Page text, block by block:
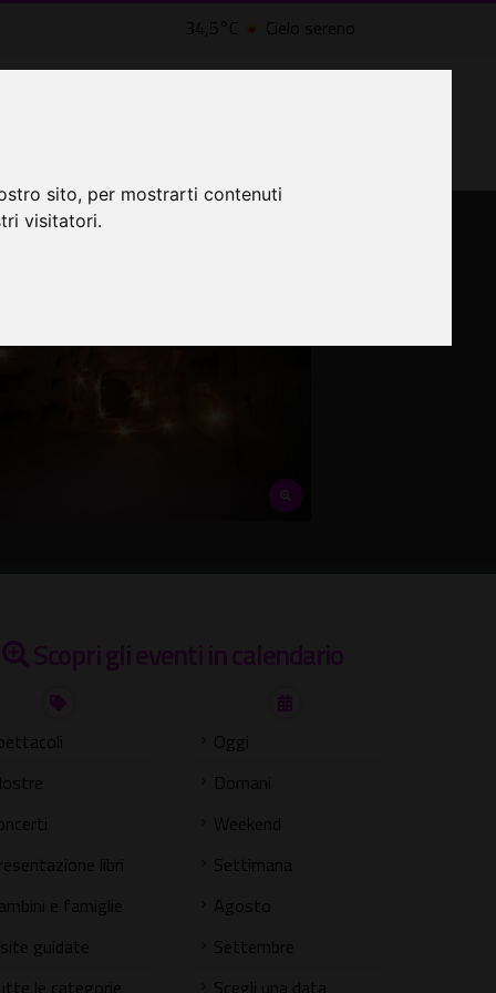
sito, per mostrarti contenuti
visitatori.
34,5°C Cielo sereno
Scopri gli eventi in calendario
libri
e famiglie
guidate
le categorie
Oggi
Domani
Weekend
Settimana
Agosto
Settembre
Scegli una data